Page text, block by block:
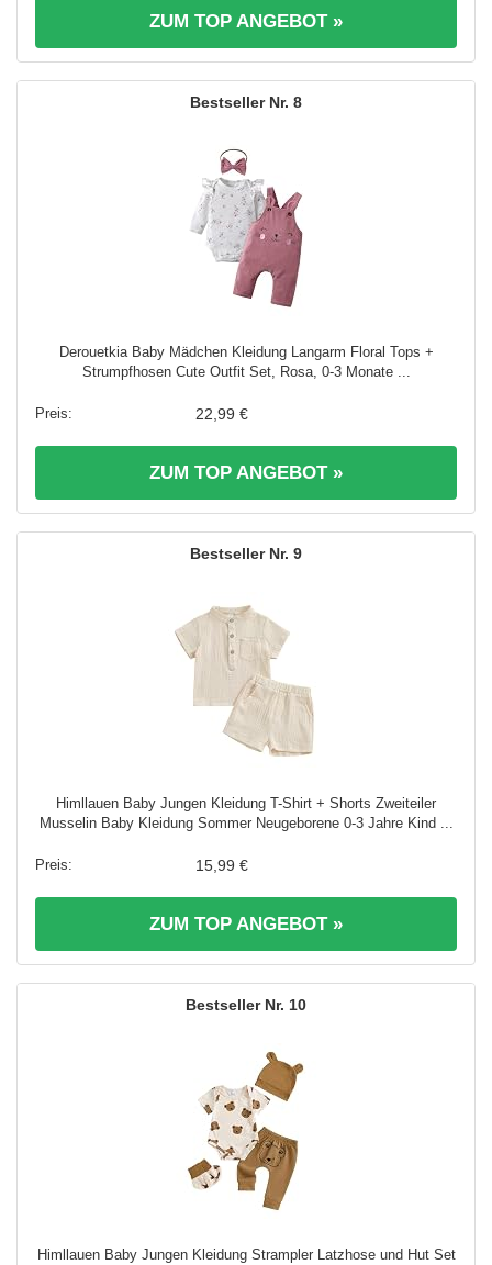
ZUM TOP ANGEBOT »
8
Derouetkia Baby Mädchen Kleidung Langarm Floral Tops +
Strumpfhosen Cute Outfit Set, Rosa, 0-3 Monate ...
22,99 €
ZUM TOP ANGEBOT »
9
Himllauen Baby Jungen Kleidung T-Shirt + Shorts Zweiteiler
Musselin Baby Kleidung Sommer Neugeborene 0-3 Jahre Kind ...
15,99 €
ZUM TOP ANGEBOT »
10
Himllauen Baby Jungen Kleidung Strampler Latzhose und Hut Set